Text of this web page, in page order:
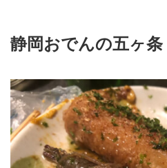
静岡おでんの五ヶ条